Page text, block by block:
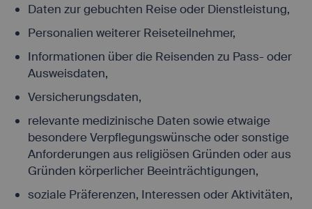
Daten zur gebuchten Reise oder Dienstleistung,
Personalien weiterer Reiseteilnehmer,
Informationen über die Reisenden zu Pass- oder
Ausweisdaten,
Versicherungsdaten,
relevante medizinische Daten sowie etwaige
besondere Verpflegungswünsche oder sonstige
Anforderungen aus religiösen Gründen oder aus
Gründen körperlicher Beeinträchtigungen,
soziale Präferenzen, Interessen oder Aktivitäten,